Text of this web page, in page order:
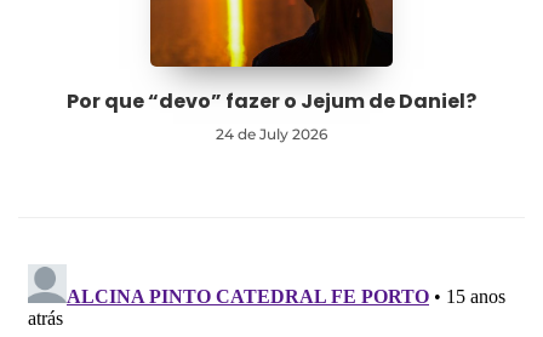
Por que “devo” fazer o Jejum de Daniel?
24 de July 2026